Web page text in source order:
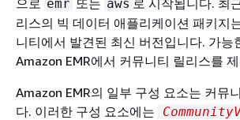
emr aws
리스의 빅 데이터 애플리케이션 패키지
니티에서 발견된 최신 버전입니다. 가능
Amazon EMR에서 커뮤니티 릴리스를
Amazon EMR의 일부 구성 요소는 커뮤
다. 이러한 구성 요소에는